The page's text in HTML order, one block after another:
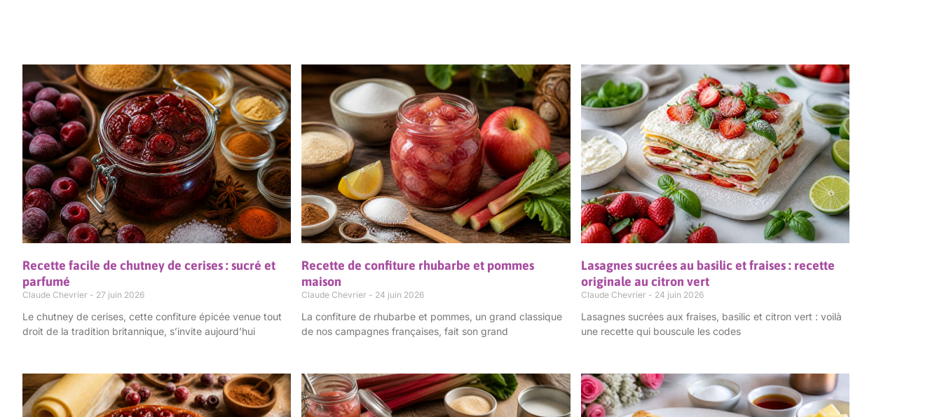
Recette facile de chutney de cerises : sucré et
parfumé
Claude Chevrier 27 juin 2026
Le chutney de cerises, cette confiture épicée venue tout
droit de la tradition britannique, s’invite aujourd’hui
Recette de confiture rhubarbe et pommes
maison
Claude Chevrier 24 juin 2026
La confiture de rhubarbe et pommes, un grand classique
de nos campagnes françaises, fait son grand
Lasagnes sucrées au basilic et fraises : recette
originale au citron vert
Claude Chevrier 24 juin 2026
Lasagnes sucrées aux fraises, basilic et citron vert : voilà
une recette qui bouscule les codes